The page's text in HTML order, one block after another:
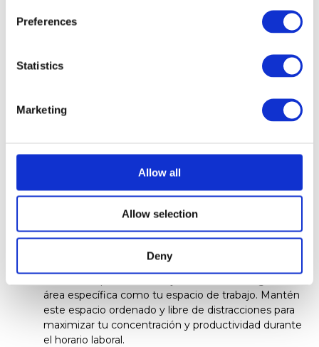
Preferences
Statistics
Marketing
Allow all
Allow selection
Deny
Establecer una Rutina: Mantener una rutina diaria es
fundamental para preparar tu mente para el trabajo.
tu jornada laboral, y sigue pasos que te ayuden a
hacer la transición de casa al trabajo efectiva.
Definir un Horario: Aunque trabajes desde cualquier
claros entre el trabajo y la vida personal. Fija un horario
de trabajo definido y respétalo tanto como sea
posible para evitar el agotamiento y el desgaste.
área específica como tu espacio de trabajo. Mantén
este espacio ordenado y libre de distracciones para
maximizar tu concentración y productividad durante
el horario laboral.